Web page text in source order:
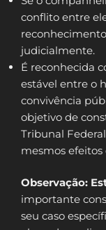
conflito entre
judicialmente.
É reconhecida
estável entre o
convivência
objetivo de
Tribunal
mesmos
Observação:
importante
seu caso